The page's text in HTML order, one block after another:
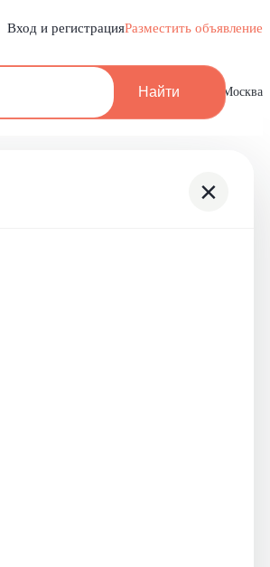
Вход и регистрацияРазместить объявление
Найти Москва
×